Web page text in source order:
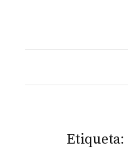
Etiqueta: